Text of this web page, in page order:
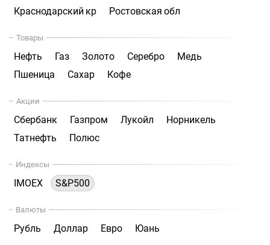
Краснодарский кр
Ростовская обл
Товары
Нефть Газ Золото Серебро
Медь
Пшеница
Сахар Кофе
Акции
Сбербанк Газпром Лукойл
Норникель
Татнефть
Полюс
Индексы
IMOEX S&P500
Валюты
Рубль Доллар Евро Юань